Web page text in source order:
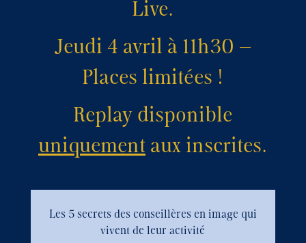
Live.
Jeudi 4 avril à 11h30 –
Places limitées !
Replay disponible
uniquementaux inscrites.
Les 5 secrets des conseillères en image qui
vivent de leur activité